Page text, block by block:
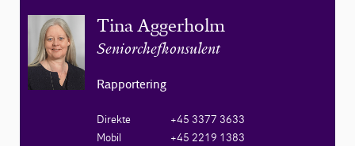
Tina Aggerholm
Seniorchefkonsulent
Rapportering
Direkte
+45 3377 3633
Mobil
+45 2219 1383